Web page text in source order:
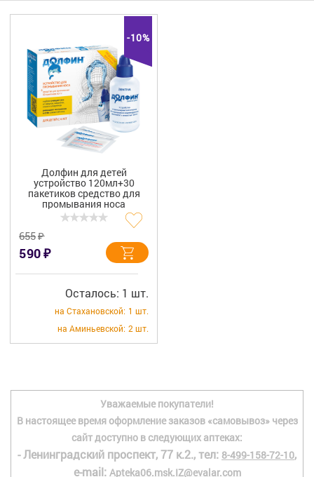
Изделия медицинского назначения
Планирование семьи
Медтехника
Оптика
Мама и малыш
Уход за больными
Витамины
Скидки и акции
+7 (495) 921-40-74
-10%
Долфин для детей
устройство 120мл+30
пакетиков средство для
промывания носа
655₽
590₽
Осталось: 1 шт.
на Стахановской: 1 шт.
на Аминьевской: 2 шт.
Уважаемые покупатели!
В настоящее время оформление заказов «самовывоз» через
сайт доступно в следующих аптеках:
- Ленинградский проспект, 77 к.2., тел: 8-499-158-72-10,
e-mail: Apteka06.msk.IZ@evalar.com